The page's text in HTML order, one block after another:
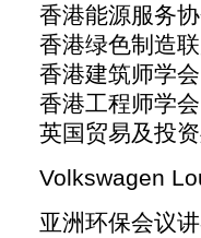
香港能源服务
香港绿色制造
香港建筑师学会
香港工程师学会
英国贸易及投
Volkswagen
亚洲环保会议